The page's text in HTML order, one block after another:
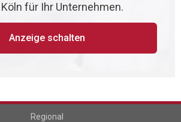
für Ihr Unternehmen.
Anzeige schalten
Regional